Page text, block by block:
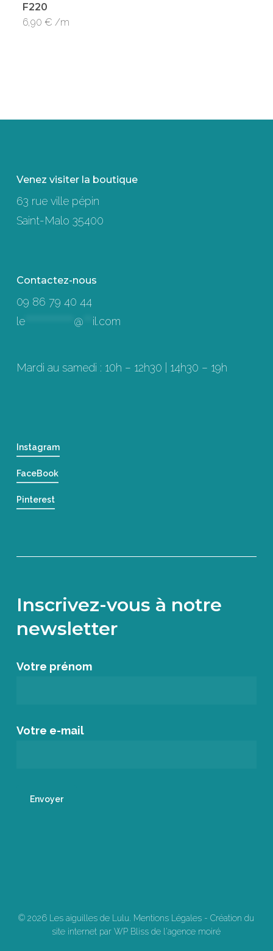
F220
6,90 € /m
Venez visiter la boutique
63 rue ville pépin
Saint-Malo 35400
Contactez-nous
09 86 79 40 44
le**************** @ il.com
Mardi au samedi : 10h – 12h30 | 14h30 – 19h
Instagram
FaceBook
Pinterest
Inscrivez-vous à notre
newsletter
Votre prénom
Votre e-mail
© 2026 Les aiguilles de Lulu. Mentions Légales -Création du
site internet par WP Bliss de l'agence moiré